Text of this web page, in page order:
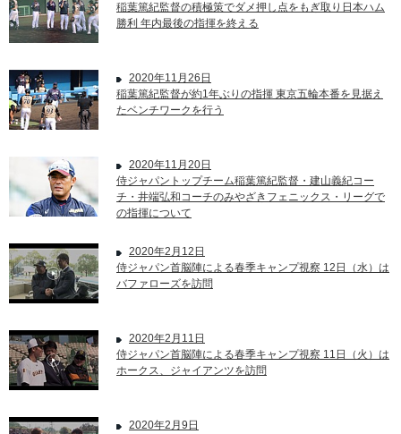
稲葉篤紀監督の積極策でダメ押し点をもぎ取り日本ハム
勝利 年内最後の指揮を終える
2020年11月26日
稲葉篤紀監督が約1年ぶりの指揮 東京五輪本番を見据え
たベンチワークを行う
2020年11月20日
侍ジャパントップチーム稲葉篤紀監督・建山義紀コー
チ・井端弘和コーチのみやざきフェニックス・リーグで
の指揮について
2020年2月12日
侍ジャパン首脳陣による春季キャンプ視察 12日（水）は
バファローズを訪問
2020年2月11日
侍ジャパン首脳陣による春季キャンプ視察 11日（火）は
ホークス、ジャイアンツを訪問
2020年2月9日